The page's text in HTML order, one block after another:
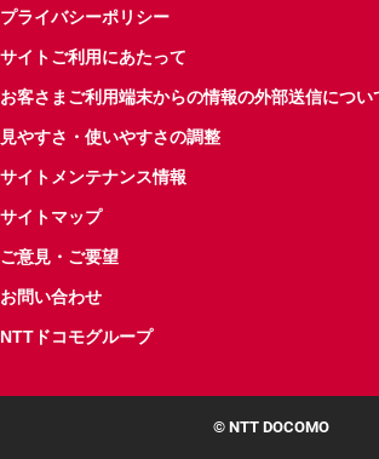
プライバシーポリシー
サイトご利用にあたって
お客さまご利用端末からの情報の外部送信につい
見やすさ・使いやすさの調整
サイトメンテナンス情報
サイトマップ
ご意見・ご要望
お問い合わせ
NTTドコモグループ
© NTT DOCOMO